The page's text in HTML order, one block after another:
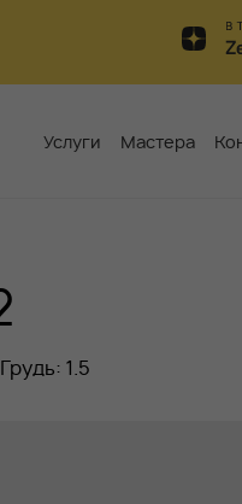
Услуги Мастера
Грудь: 1.5